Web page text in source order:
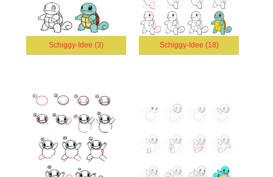
Schiggy-Idee (3) Schiggy-Idee (18)